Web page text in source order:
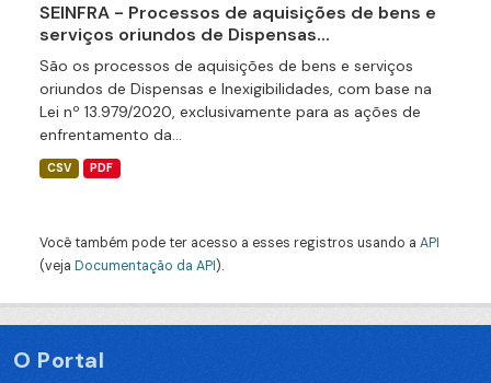
SEINFRA - Processos de aquisições de bens e
serviços oriundos de Dispensas...
São os processos de aquisições de bens e serviços
oriundos de Dispensas e Inexigibilidades, com base na
Lei nº 13.979/2020, exclusivamente para as ações de
enfrentamento da...
CSV PDF
Você também pode ter acesso a esses registros usando a API
(veja Documentação da API).
O Portal